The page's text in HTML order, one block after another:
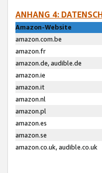
ANHANG 4:
Amazon-Website
amazon.com.be
amazon.fr
amazon.de, audible.de
amazon.ie
amazon.it
amazon.nl
amazon.pl
amazon.es
amazon.se
amazon.co.uk, audible.co.uk